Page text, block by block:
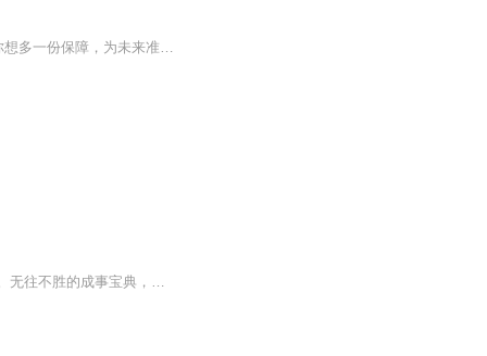
如果你想用业余时间多一份收入， 如果你对现状不满，如果你厌倦朝九晚五的生活， 如果你想多一份保障，为未来准备一个备胎， 如果你想获得财富自由，人身自由，心灵自由，工作自由， 如果你有梦想要实现， 加老师微信15111939886
世间学说，每每误人。唯有李宗吾《厚黑学》不会误人。知己而又知彼，既知病情又知药方。无往不胜的成事宝典，流传百年的处世绝学。